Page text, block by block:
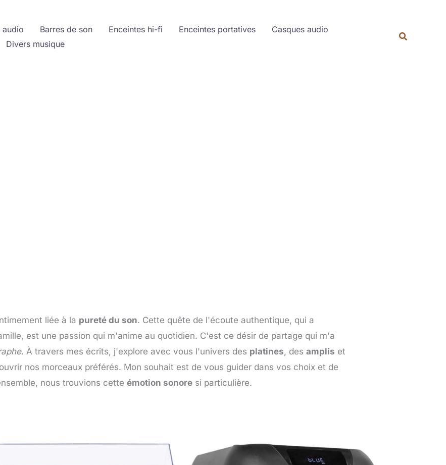
audio Barres de son Enceintes hi-fi Enceintes portatives
Casques audio
Divers musique
liée à la pureté du son. Cette quête de l'écoute authentique, qui a
est une passion qui m'anime au quotidien. C'est ce désir de partage qui m'a
. À travers mes écrits, j'explore avec vous l'univers des platines, des amplis et
nos morceaux préférés. Mon souhait est de vous guider dans vos choix et de
nous trouvions cette émotion sonore si particulière.